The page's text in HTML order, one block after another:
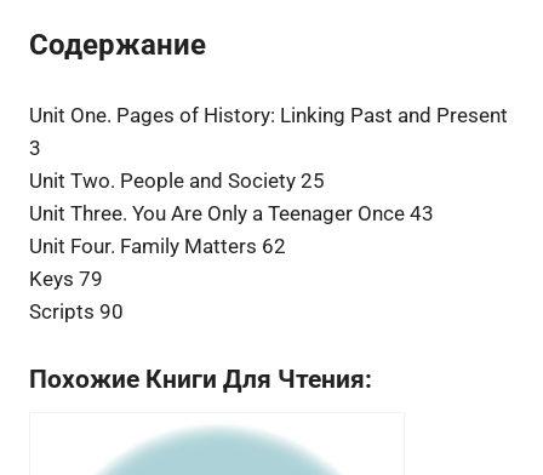
Содержание
Unit One. Pages of History: Linking Past and Present
3
Unit Two. People and Society 25
Unit Three. You Are Only a Teenager Once 43
Unit Four. Family Matters 62
Keys 79
Scripts 90
Похожие Книги Для Чтения: